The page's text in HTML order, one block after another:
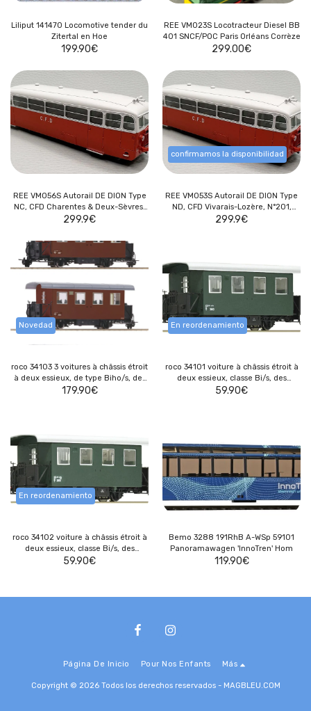
Liliput 141470 Locomotive tender du
Zitertal en Hoe
199.90€
REE VM023S Locotracteur Diesel BB
401 SNCF/POC Paris Orléans Corrèze
299.00€
REE VM056S Autorail DE DION Type
NC, CFD Charentes & Deux-Sèvres,
N°305, Rouge/Gris Perle, HOm,
299.9€
confirmamos la disponibilidad
REE VM053S Autorail DE DION Type
ND, CFD Vivarais-Lozère, N°201,
Rouge/Gris Perle, HOm, digital
299.9€
Novedad
roco 34103 3 voitures à châssis étroit
à deux essieux, de type Biho/s, des
chemins de fer fédéraux
179.90€
En reordenamiento
roco 34101 voiture à châssis étroit à
deux essieux, classe Bi/s, des
chemins de fer fédéraux autrichiens
59.90€
En reordenamiento
roco 34102 voiture à châssis étroit à
deux essieux, classe Bi/s, des
chemins de fer fédéraux autrichiens
59.90€
Bemo 3288 191RhB A-WSp 59101
Panoramawagen 'InnoTren' Hom
119.90€
Página De Inicio Pour Nos Enfants Más
Copyright © 2026 Todos los derechos reservados - MAGBLEU.COM